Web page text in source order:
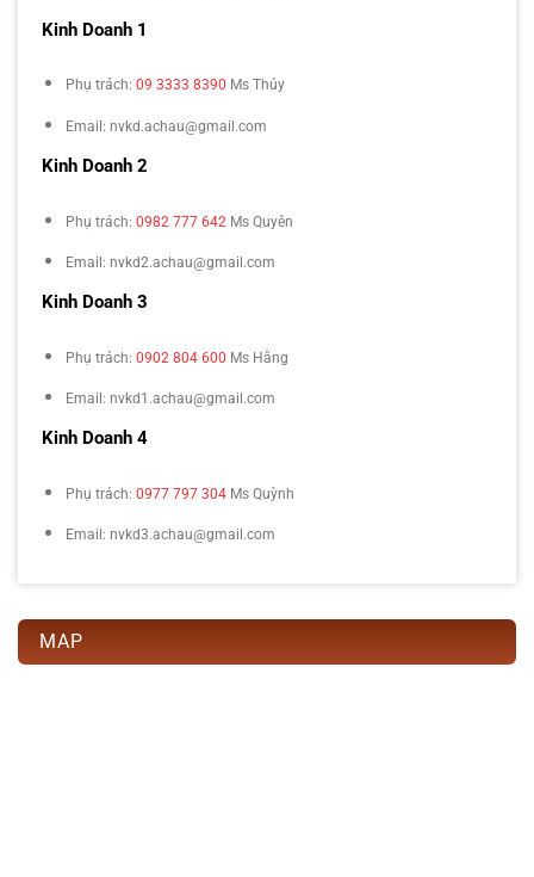
Kinh Doanh 1
Phụ trách: 09 3333 8390 Ms Thúy
Email: nvkd.achau@gmail.com
Kinh Doanh 2
Phụ trách: 0982 777 642 Ms Quyên
Email: nvkd2.achau@gmail.com
Kinh Doanh 3
Phụ trách: 0902 804 600 Ms Hằng
Email: nvkd1.achau@gmail.com
Kinh Doanh 4
Phụ trách: 0977 797 304 Ms Quỳnh
Email: nvkd3.achau@gmail.com
MAP